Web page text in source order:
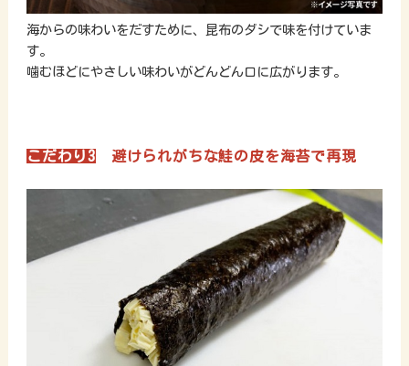
海からの味わいをだすために、昆布のダシで味を付けていま
す。
噛むほどにやさしい味わいがどんどん口に広がります。
こだわり3 避けられがちな鮭の皮を海苔で再現